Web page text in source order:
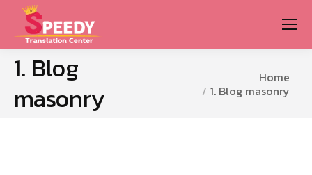
1. Blog
masonry
Home
1. Blog masonry